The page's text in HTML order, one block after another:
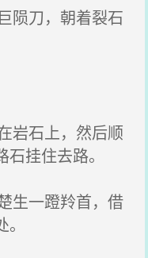
陨刀，朝着裂石
岩石上，然后顺
挂住去路。
生一蹬羚首，借